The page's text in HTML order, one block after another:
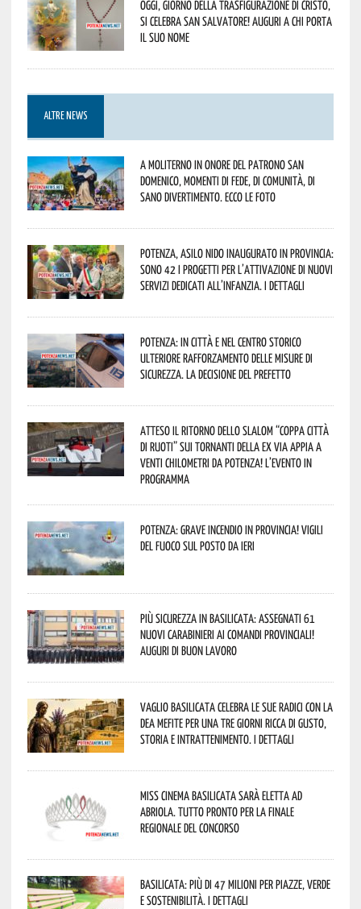
Oggi, giorno della Trasfigurazione di Cristo,
si celebra San Salvatore! Auguri a chi porta
il suo nome
ALTRE NEWS
A Moliterno in onore del Patrono San
Domenico, momenti di fede, di comunità, di
sano divertimento. Ecco le foto
Potenza, asilo nido inaugurato in provincia:
sono 42 i progetti per l’attivazione di nuovi
servizi dedicati all’infanzia. I dettagli
Potenza: in città e nel centro storico
ulteriore rafforzamento delle misure di
sicurezza. La decisione del Prefetto
Atteso il ritorno dello slalom “Coppa Città
di Ruoti” sui tornanti della ex via Appia a
venti chilometri da Potenza! L’evento in
programma
Potenza: grave incendio in Provincia! Vigili
del fuoco sul posto da ieri
Più sicurezza in Basilicata: assegnati 61
nuovi Carabinieri ai Comandi provinciali!
Auguri di buon lavoro
Vaglio Basilicata celebra le sue radici con la
Dea Mefite per una tre giorni ricca di gusto,
storia e intrattenimento. I dettagli
Miss Cinema Basilicata sarà eletta ad
Abriola. Tutto pronto per la finale
regionale del concorso
Basilicata: più di 47 milioni per piazze, verde
e sostenibilità. I dettagli